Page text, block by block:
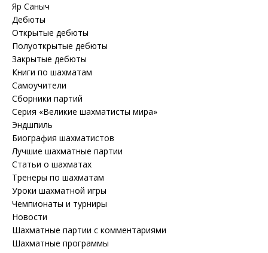
Яр Саныч
Дебюты
Открытые дебюты
Полуоткрытые дебюты
Закрытые дебюты
Книги по шахматам
Самоучители
Сборники партий
Серия «Великие шахматисты мира»
Эндшпиль
Биография шахматистов
Лучшие шахматные партии
Статьи о шахматах
Тренеры по шахматам
Уроки шахматной игры
Чемпионаты и турниры
Новости
Шахматные партии с комментариями
Шахматные программы